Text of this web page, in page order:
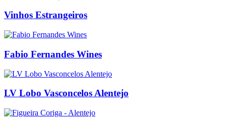
Vinhos Estrangeiros
Fabio Fernandes Wines
LV Lobo Vasconcelos Alentejo